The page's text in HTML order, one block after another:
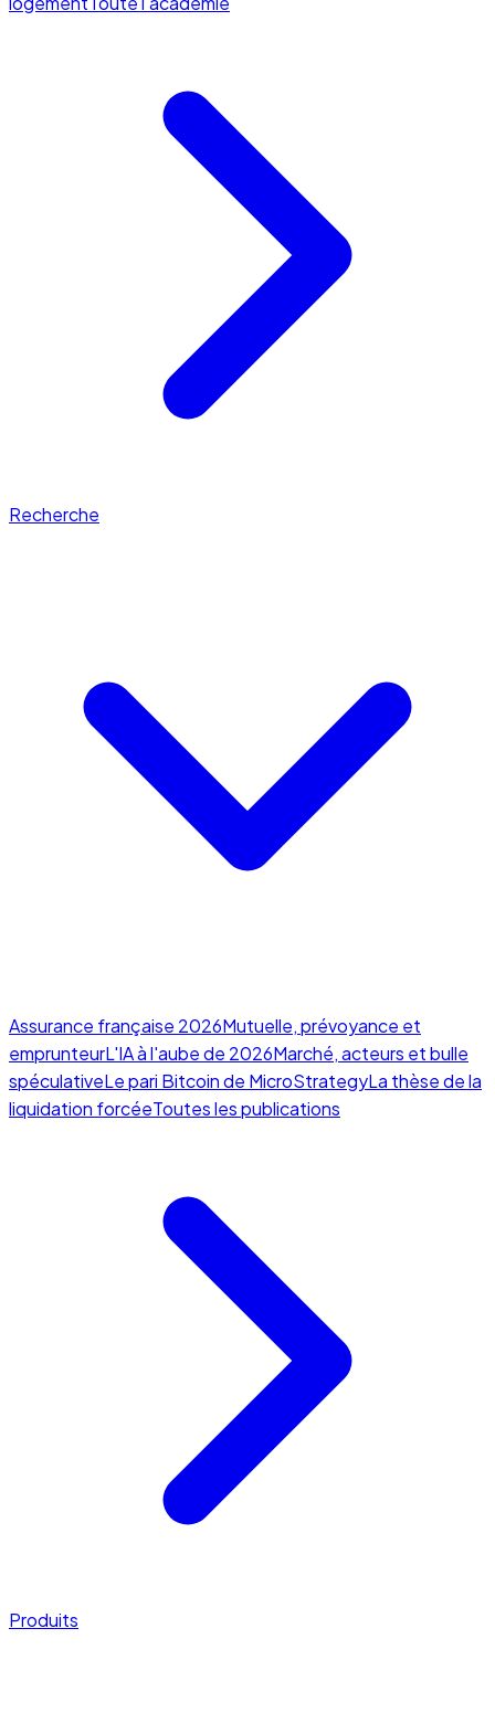
Recherche
Assurance française 2026Mutuelle, prévoyance et
emprunteurL'IA à l'aube de 2026Marché, acteurs et bulle
spéculativeLe pari Bitcoin de MicroStrategyLa thèse de la
liquidation forcéeToutes les publications
Produits